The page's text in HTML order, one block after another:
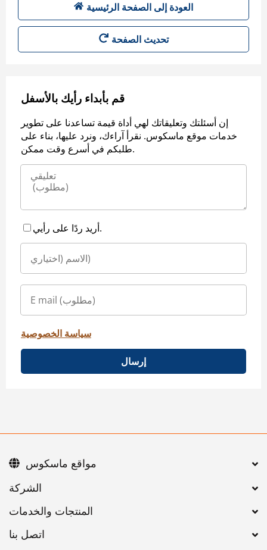
العودة إلى الصفحة الرئيسية
تحديث الصفحة
قم بأبداء رأيك بالأسفل
إن أسئلتك وتعليقاتك لهي أداة قيمة تساعدنا على تطوير
خدمات موقع ماسكوس. نقرأ آراءك، ونرد عليها، بناء على
طلبكم في أسرع وقت ممكن.
أريد ردًا على رأيي.
سياسة الخصوصية
إرسال
اتصل بنا
مواقع ماسكوس